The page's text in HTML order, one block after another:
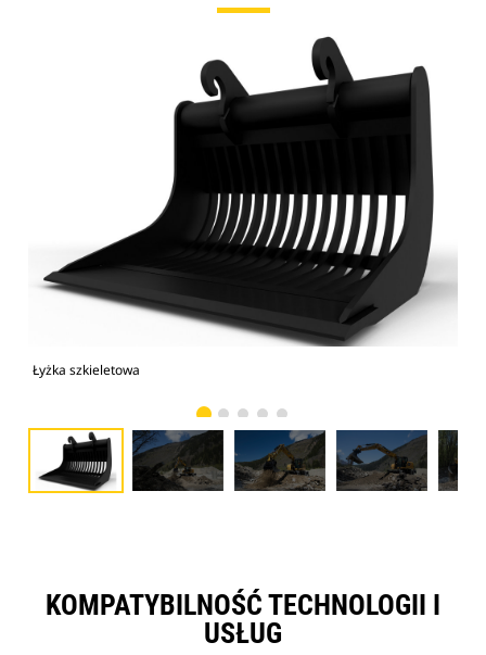
Łyżka szkieletowa
KOMPATYBILNOŚĆ TECHNOLOGII I
USŁUG